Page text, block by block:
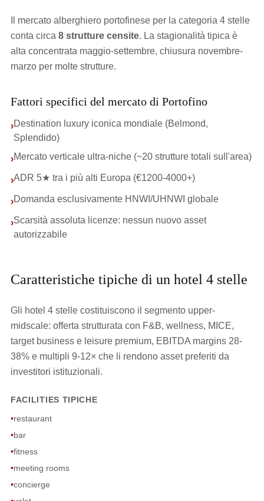
Il mercato alberghiero portofinese per la categoria 4 stelle
conta circa 8 strutture censite. La stagionalità tipica è
alta concentrata maggio-settembre, chiusura novembre-
marzo per molte strutture.
Fattori specifici del mercato di Portofino
›Destination luxury iconica mondiale (Belmond,
Splendido)
›Mercato verticale ultra-niche (~20 strutture totali sull'area)
›ADR 5★ tra i più alti Europa (€1200-4000+)
›Domanda esclusivamente HNWI/UHNWI globale
›Scarsità assoluta licenze: nessun nuovo asset
autorizzabile
Caratteristiche tipiche di un hotel 4 stelle
Gli hotel 4 stelle costituiscono il segmento upper-
midscale: offerta strutturata con F&B, wellness, MICE,
target business e leisure premium, EBITDA margins 28-
38% e multipli 9-12× che li rendono asset preferiti da
investitori istituzionali.
FACILITIES TIPICHE
•restaurant
•bar
•fitness
•meeting rooms
•concierge